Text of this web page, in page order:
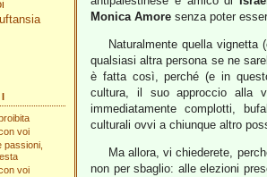
voi
passioni,
voi
Monica Amore senza poter
Naturalmente quella
qualsiasi altra persona se ne
è fatta così, perché (e in
cultura, il suo approccio alla
immediatamente complotti,
culturali ovvi a chiunque altro
Ma allora, vi chiederete,
non per sbaglio: alle elezioni